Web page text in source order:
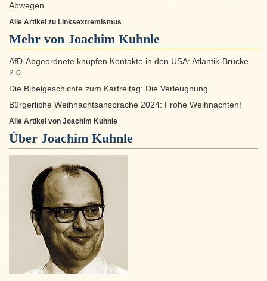
Abwegen
Alle Artikel zu Linksextremismus
Mehr von Joachim Kuhnle
AfD-Abgeordnete knüpfen Kontakte in den USA: Atlantik-Brücke
2.0
Die Bibelgeschichte zum Karfreitag: Die Verleugnung
Bürgerliche Weihnachtsansprache 2024: Frohe Weihnachten!
Alle Artikel von Joachim Kuhnle
Über Joachim Kuhnle